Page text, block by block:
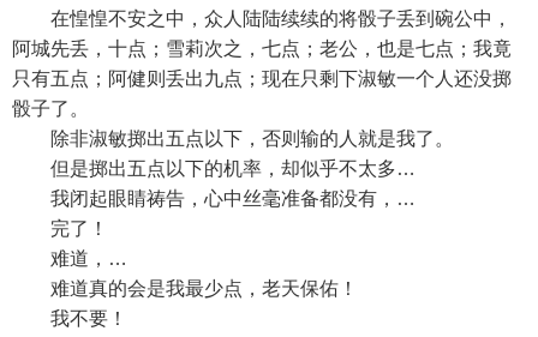
在惶惶不安之中，众人陆陆续续的将骰子丢到碗公中，
阿城先丢，十点；雪莉次之，七点；老公，也是七点；我竟
只有五点；阿健则丢出九点；现在只剩下淑敏一个人还没掷
骰子了。
除非淑敏掷出五点以下，否则输的人就是我了。
但是掷出五点以下的机率，却似乎不太多…
我闭起眼睛祷告，心中丝毫准备都没有，…
完了！
难道，…
难道真的会是我最少点，老天保佑！
我不要！